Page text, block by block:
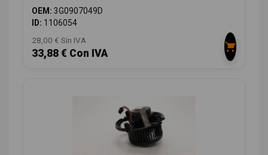
OEM: 3G0907049D
ID: 1106054
28,00 € Sin IVA
33,88 € Con IVA